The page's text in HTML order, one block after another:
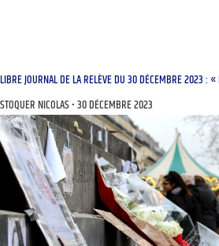
LIBRE JOURNAL DE LA RELÈVE DU 30 DÉCEMBRE 2023 : «
STOQUER NICOLAS 30 DÉCEMBRE 2023